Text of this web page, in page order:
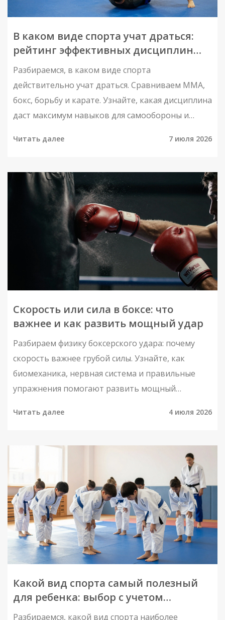
В каком виде спорта учат драться:
рейтинг эффективных дисциплин
для самообороны
Разбираемся, в каком виде спорта
действительно учат драться. Сравниваем ММА,
бокс, борьбу и карате. Узнайте, какая дисциплина
даст максимум навыков для самообороны и
Читать далее 7 июля 2026
Скорость или сила в боксе: что
важнее и как развить мощный удар
Разбираем физику боксерского удара: почему
скорость важнее грубой силы. Узнайте, как
биомеханика, нервная система и правильные
упражнения помогают развить мощный
Читать далее 4 июля 2026
Какой вид спорта самый полезный
для ребенка: выбор с учетом
дисциплины и здоровья
Разбираемся, какой вид спорта наиболее